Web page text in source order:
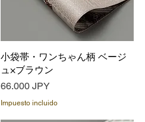
Vista rápida
小袋帯・ワンちゃん柄 ベージ
ュ×ブラウン
Precio
66.000 JPY
Impuesto incluido